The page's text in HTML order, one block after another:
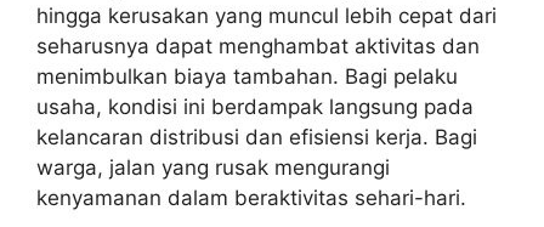
hingga kerusakan yang muncul lebih cepat dari
seharusnya dapat menghambat aktivitas dan
menimbulkan biaya tambahan. Bagi pelaku
usaha, kondisi ini berdampak langsung pada
kelancaran distribusi dan efisiensi kerja. Bagi
warga, jalan yang rusak mengurangi
kenyamanan dalam beraktivitas sehari-hari.